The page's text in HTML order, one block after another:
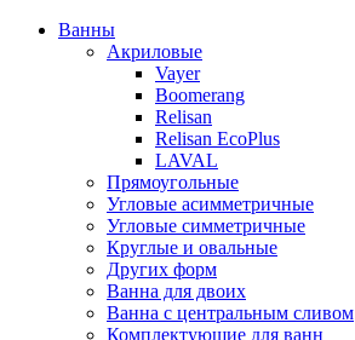
Ванны
Акриловые
Vayer
Boomerang
Relisan
Relisan EcoPlus
LAVAL
Прямоугольные
Угловые асимметричные
Угловые симметричные
Круглые и овальные
Других форм
Ванна для двоих
Ванна с центральным сливом
Комплектующие для ванн